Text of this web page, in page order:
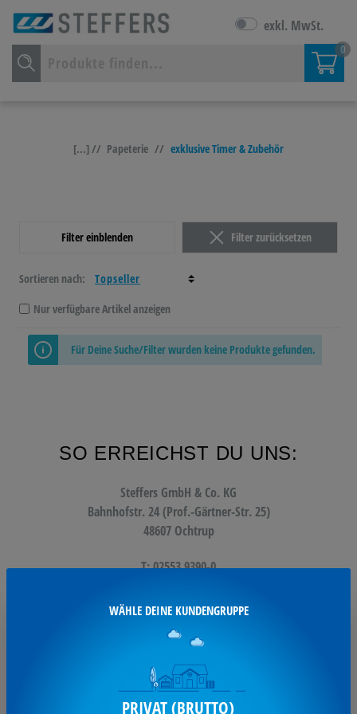
exkl. MwSt.
0
[...] // Papeterie // exklusive Timer & Zubehör
Filter einblenden Filter zurücksetzen
Sortieren nach:
Nur verfügbare Artikel anzeigen
Für Deine Suche/Filter wurden keine Produkte gefunden.
SO ERREICHST DU UNS:
Steffers GmbH & Co. KG
Bahnhofstr. 24 (Prof.-Gärtner-Str. 25)
48607 Ochtrup
T: 02553 9390-0
info@steffers.de
UNSERE SERVICES:
WÄHLE DEINE KUNDENGRUPPE
PRIVAT (BRUTTO)